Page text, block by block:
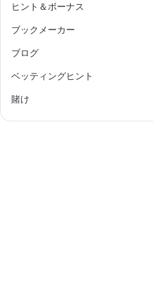
ヒント＆ボーナス
ブックメーカー
ブログ
ベッティングヒント
賭け